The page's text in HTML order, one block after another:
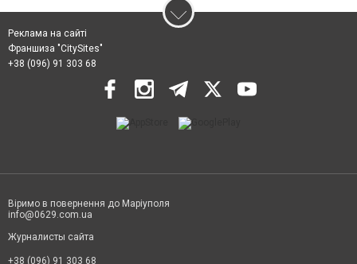
Реклама на сайті
Франшиза "CitySites"
+38 (096) 91 303 68
Віримо в повернення до Маріуполя
info@0629.com.ua
Журналисты сайта
+38 (096) 91 303 68